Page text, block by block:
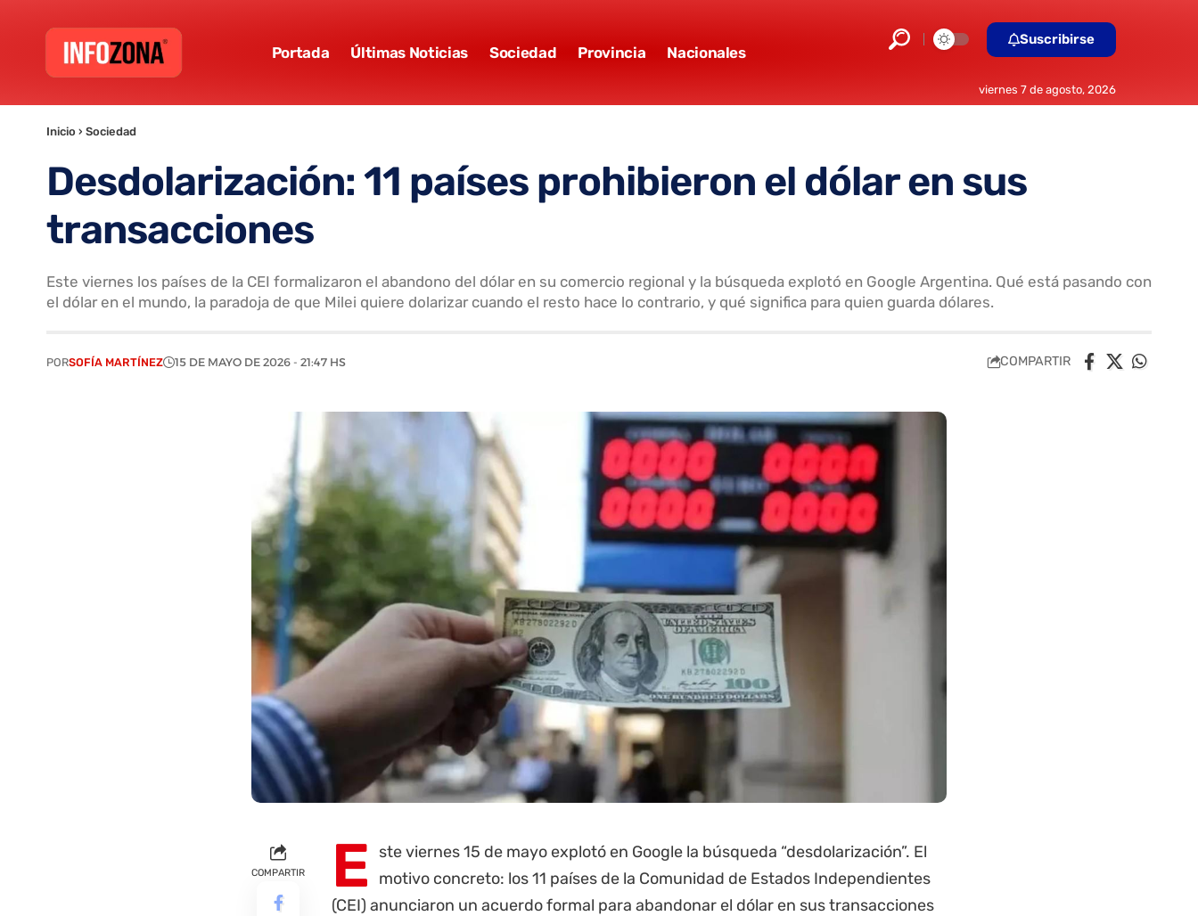
Portada Últimas Noticias Sociedad Provincia Nacionales
Suscribirse
viernes 7 de agosto, 2026
Inicio › Sociedad
Desdolarización: 11 países prohibieron el dólar en sus
transacciones
Este viernes los países de la CEI formalizaron el abandono del dólar en su comercio regional y la búsqueda explotó en Google Argentina. Qué está pasando con
el dólar en el mundo, la paradoja de que Milei quiere dolarizar cuando el resto hace lo contrario, y qué significa para quien guarda dólares.
PORSOFÍA MARTÍNEZ 15 DE MAYO DE 2026 - 21:47 HS COMPARTIR
COMPARTIR E
ste viernes 15 de mayo explotó en Google la búsqueda “desdolarización”. El
motivo concreto: los 11 países de la Comunidad de Estados Independientes
(CEI) anunciaron un acuerdo formal para abandonar el dólar en sus transacciones